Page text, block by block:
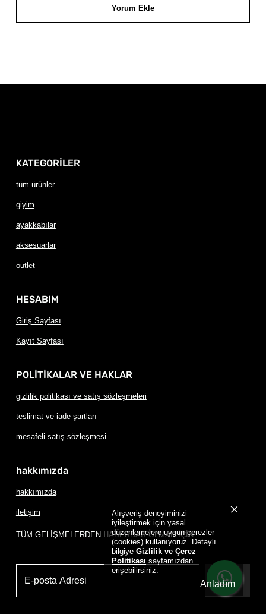
Alışveriş deneyiminizi
iyileştirmek için yasal
düzenlemelere uygun çerezler
(cookies) kullanıyoruz. Detaylı
bilgiye Gizlilik ve Çerez
Politikası sayfamızdan
erişebilirsiniz.
Anladım
Yorum Ekle
KATEGORİLER
tüm ürünler
giyim
ayakkabılar
aksesuarlar
outlet
HESABIM
Giriş Sayfası
Kayıt Sayfası
POLİTİKALAR VE HAKLAR
gizlilik politikası ve satış sözleşmeleri
teslimat ve iade şartları
mesafeli satış sözleşmesi
hakkımızda
hakkımızda
iletişim
TÜM GELİŞMELERDEN HABERDAR OLMAK İÇİN
Üye Ol